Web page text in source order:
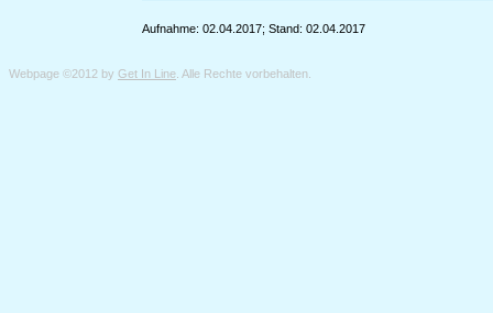
Aufnahme: 02.04.2017; Stand: 02.04.2017
Webpage ©2012 by Get In Line . Alle Rechte vorbehalten.